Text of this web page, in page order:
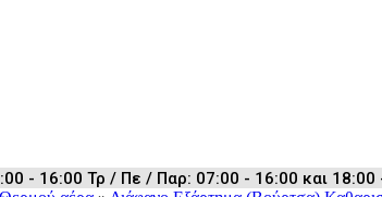
- 16:00 Τρ / Πε / Παρ: 07:00 - 16:00 και